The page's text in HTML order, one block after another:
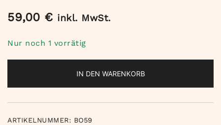
59,00 € inkl. MwSt.
Nur noch 1 vorrätig
IN DEN WARENKORB
ARTIKELNUMMER: BO59